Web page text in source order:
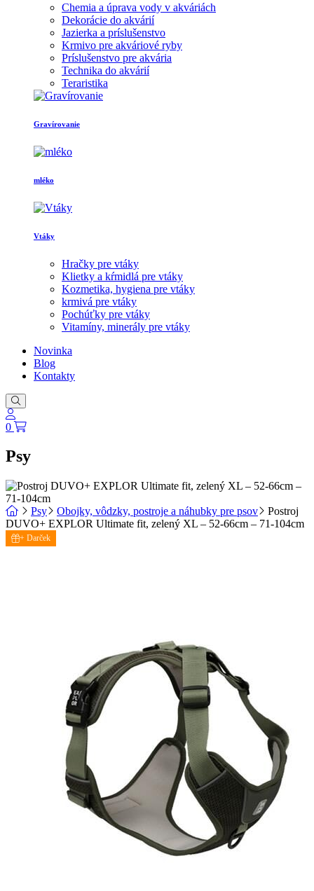
Chemia a úprava vody v akváriách
Dekorácie do akvárií
Jazierka a príslušenstvo
Krmivo pre akváriové ryby
Príslušenstvo pre akvária
Technika do akvárií
Teraristika
Gravírovanie
mléko
Vtáky
Hračky pre vtáky
Klietky a kŕmidlá pre vtáky
Kozmetika, hygiena pre vtáky
krmivá pre vtáky
Pochúťky pre vtáky
Vitamíny, minerály pre vtáky
Novinka
Blog
Kontakty
0
Psy
Psy Obojky, vôdzky, postroje a náhubky pre psov
Postroj
DUVO+ EXPLOR Ultimate fit, zelený XL – 52-66cm – 71-104cm
+ Darček